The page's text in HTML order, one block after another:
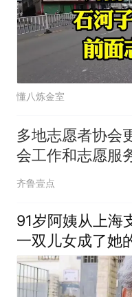
懂八炼金室
多地志愿者协会
会工作和志愿服
齐鲁壹点
91岁阿姨从上海支
一双儿女成了她